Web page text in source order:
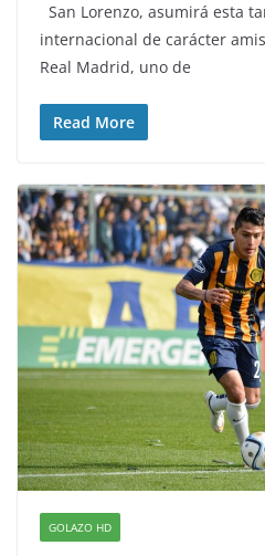
San Lorenzo, asumirá esta
internacional de carácter
Real Madrid, uno de
Read More
GOLAZO HD